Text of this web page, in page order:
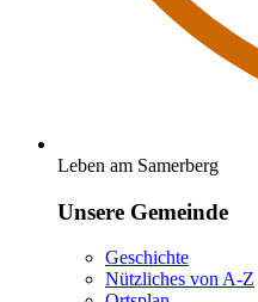
Leben am Samerberg
Unsere Gemeinde
Geschichte
Nützliches von A-Z